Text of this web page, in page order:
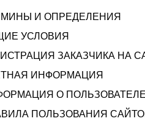
И ОПРЕДЕЛЕНИЯ
УСЛОВИЯ
ЗАКАЗЧИКА НА
ИНФОРМАЦИЯ
О
ПОЛЬЗОВАНИЯ